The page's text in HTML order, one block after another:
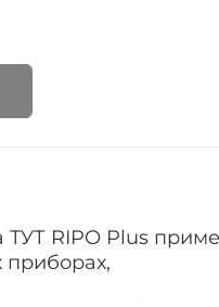
RIPO Plus
приборах,